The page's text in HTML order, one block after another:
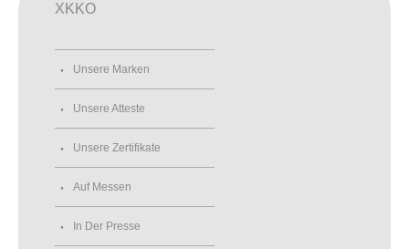
XKKO
Unsere Marken
Unsere Atteste
Unsere Zertifikate
Auf Messen
In Der Presse